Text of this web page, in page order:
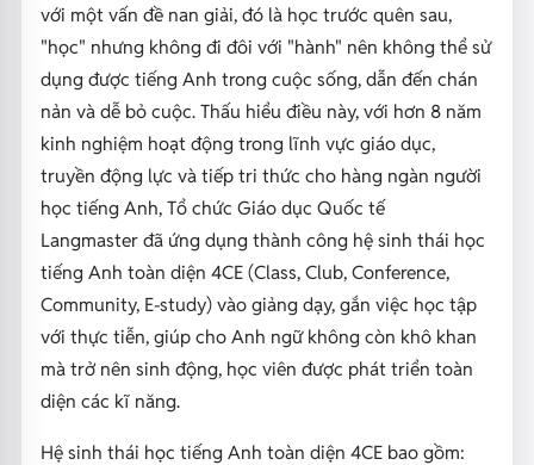
với một vấn đề nan giải, đó là học trước quên sau,
"học" nhưng không đi đôi với "hành" nên không thể sử
dụng được tiếng Anh trong cuộc sống, dẫn đến chán
nản và dễ bỏ cuộc. Thấu hiểu điều này, với hơn 8 năm
kinh nghiệm hoạt động trong lĩnh vực giáo dục,
truyền động lực và tiếp tri thức cho hàng ngàn người
học tiếng Anh, Tổ chức Giáo dục Quốc tế
Langmaster đã ứng dụng thành công hệ sinh thái học
tiếng Anh toàn diện 4CE (Class, Club, Conference,
Community, E-study) vào giảng dạy, gắn việc học tập
với thực tiễn, giúp cho Anh ngữ không còn khô khan
mà trở nên sinh động, học viên được phát triển toàn
diện các kĩ năng.
Hệ sinh thái học tiếng Anh toàn diện 4CE bao gồm: